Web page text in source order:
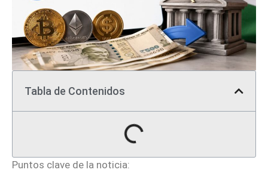
Tabla de Contenidos
Puntos clave de la noticia: